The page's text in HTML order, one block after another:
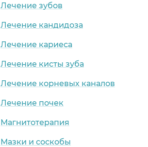
Лечение зубов
Лечение кандидоза
Лечение кариеса
Лечение кисты зуба
Лечение корневых каналов
Лечение почек
Магнитотерапия
Мазки и соскобы